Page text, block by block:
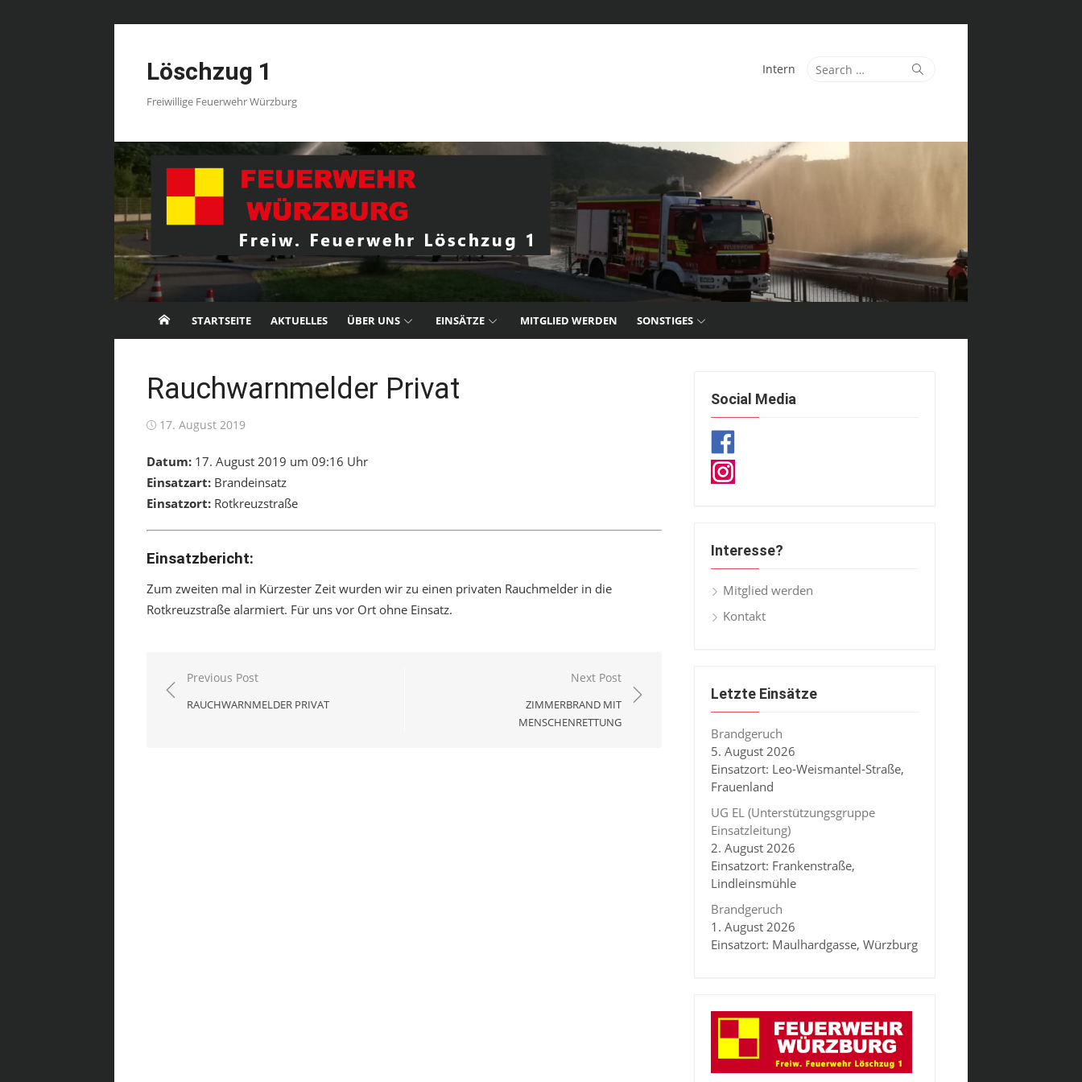
Löschzug 1
Freiwillige Feuerwehr Würzburg
Search
Search
Intern
STARTSEITE AKTUELLES ÜBER UNS EINSÄTZE MITGLIED WERDEN SONSTIGES
Rauchwarnmelder Privat
Posted
17. August 2019
Datum: 17. August 2019 um 09:16 Uhr
Einsatzart: Brandeinsatz
Einsatzort: Rotkreuzstraße
Einsatzbericht:
Zum zweiten mal in Kürzester Zeit wurden wir zu einen privaten Rauchmelder in die
Rotkreuzstraße alarmiert. Für uns vor Ort ohne Einsatz.
Beitragsnavigation
Previous Post
RAUCHWARNMELDER PRIVAT
Next Post
ZIMMERBRAND MIT
MENSCHENRETTUNG
Social Media
Interesse?
Mitglied werden
Kontakt
Letzte Einsätze
Brandgeruch
5. August 2026
Einsatzort: Leo-Weismantel-Straße,
Frauenland
UG EL (Unterstützungsgruppe
Einsatzleitung)
2. August 2026
Einsatzort: Frankenstraße,
Lindleinsmühle
Brandgeruch
1. August 2026
Einsatzort: Maulhardgasse, Würzburg